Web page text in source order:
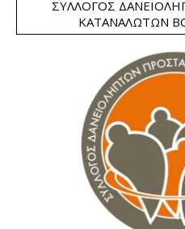
ΣΎΛΛΟΓΟΣ
ΚΑΤΑΝΑΛΩΤΏΝ